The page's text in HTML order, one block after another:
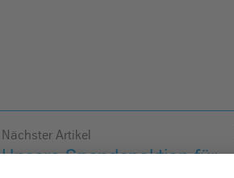
Nächster Artikel
Unsere Spendenaktion für